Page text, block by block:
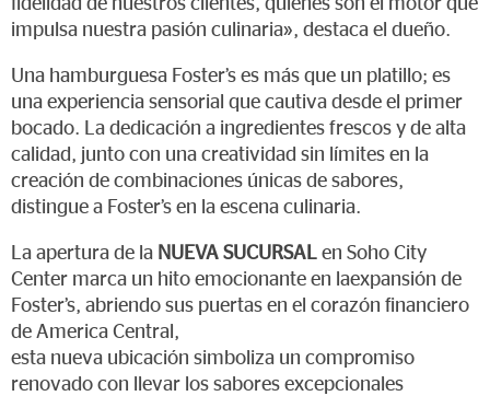
fidelidad de nuestros clientes, quienes son el motor que
impulsa nuestra pasión culinaria», destaca el dueño.
Una hamburguesa Foster’s es más que un platillo; es
una experiencia sensorial que cautiva desde el primer
bocado. La dedicación a ingredientes frescos y de alta
calidad, junto con una creatividad sin límites en la
creación de combinaciones únicas de sabores,
distingue a Foster’s en la escena culinaria.
La apertura de la NUEVA SUCURSAL en Soho City
Center marca un hito emocionante en laexpansión de
Foster’s, abriendo sus puertas en el corazón financiero
de America Central,
esta nueva ubicación simboliza un compromiso
renovado con llevar los sabores excepcionales